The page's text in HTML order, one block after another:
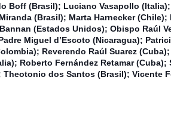
Boff (Brasil); Luciano Vasapollo
(Brasil); Marta Harnecker (Chile);
(Estados Unidos); Obispo Raúl
Miguel d’Escoto (Nicaragua);
Reverendo Raúl Suarez
Roberto Fernández Retamar (Cuba);
dos Santos (Brasil); Vicente